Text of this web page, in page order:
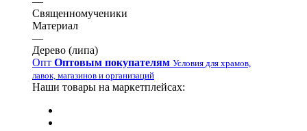
Священномученики
Материал
—
Дерево (липа)
Опт Оптовым покупателям Условия для храмов,
лавок, магазинов и организаций
Наши товары на маркетплейсах: